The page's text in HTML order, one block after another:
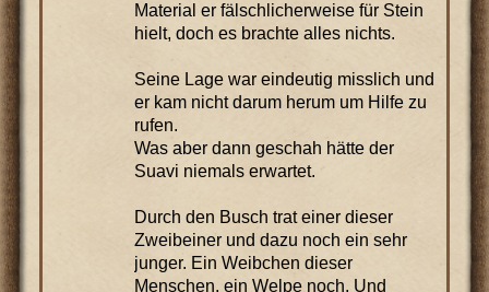
Material er fälschlicherweise für Stein
hielt, doch es brachte alles nichts.
Seine Lage war eindeutig misslich und
er kam nicht darum herum um Hilfe zu
rufen.
Was aber dann geschah hätte der
Suavi niemals erwartet.
Durch den Busch trat einer dieser
Zweibeiner und dazu noch ein sehr
junger. Ein Weibchen dieser
Menschen, ein Welpe noch. Und